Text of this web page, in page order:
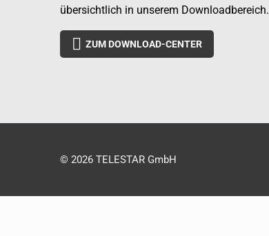
übersichtlich in unserem Downloadbereich.
 ZUM DOWNLOAD-CENTER
© 2026 TELESTAR GmbH